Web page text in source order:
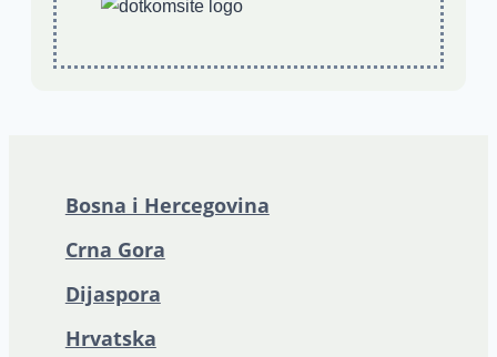
Bosna i Hercegovina
Crna Gora
Dijaspora
Hrvatska